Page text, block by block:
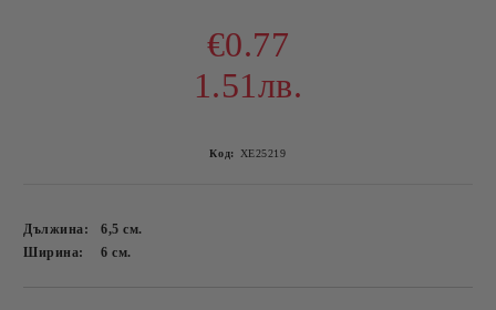
€0.77
1.51лв.
Код: ХЕ25219
Дължина: 6,5см.
Ширина:
6см.